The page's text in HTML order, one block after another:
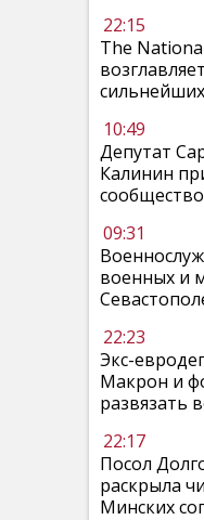
22:15
The
10:49
Депутат
Калинин
09:31
военных и
22:23
Экс-
Макрон и
развязать
22:17
Посол
раскрыла
Минских